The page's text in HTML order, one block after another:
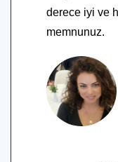
derece iyi ve
memnunuz.